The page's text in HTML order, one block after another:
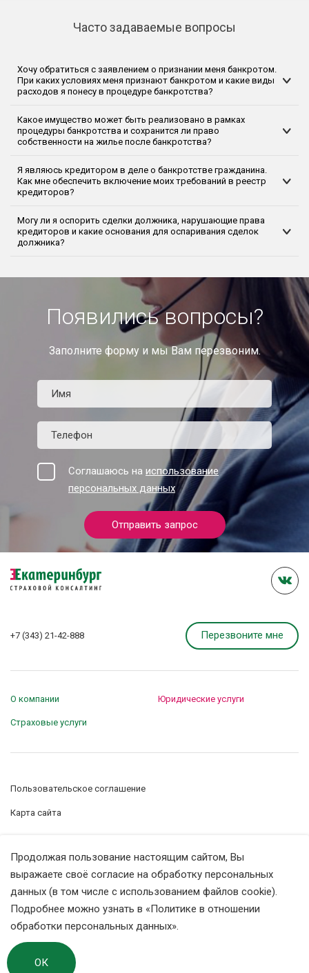
Часто задаваемые вопросы
Хочу обратиться с заявлением о признании меня банкротом.
При каких условиях меня признают банкротом и какие виды
расходов я понесу в процедуре банкротства?
Какое имущество может быть реализовано в рамках
процедуры банкротства и сохранится ли право
собственности на жилье после банкротства?
Я являюсь кредитором в деле о банкротстве гражданина.
Как мне обеспечить включение моих требований в реестр
кредиторов?
Могу ли я оспорить сделки должника, нарушающие права
кредиторов и какие основания для оспаривания сделок
должника?
Появились вопросы?
Заполните форму и мы Вам перезвоним.
Соглашаюсь на использование
персональных данных
Отправить запрос
+7 (343) 21-42-888 Перезвоните мне
О компании Юридические услуги
Страховые услуги
Карта сайта
Пользовательское соглашение
Политика конфиденциальности
© ООО «СК Екатеринбург», 2018 - 2026
Страница изменена 08.11.2024 19:59
Продолжая пользование настоящим сайтом, Вы
выражаете своё согласие на обработку персональных
данных (в том числе с использованием файлов cookie).
Подробнее можно узнать в «Политике в отношении
обработки персональных данных».
ОК